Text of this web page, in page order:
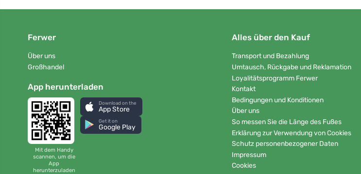
Ferwer
Über uns
Großhandel
App herunterladen
Mit dem Handy
scannen, um die
App
herunterzuladen
Download on the
App Store
Get it on
Google Play
Alles über den Kauf
Transport und Bezahlung
Umtausch, Rückgabe und Reklamation
Loyalitätsprogramm Ferwer
Kontakt
Bedingungen und Konditionen
Über uns
So messen Sie die Länge des Fußes
Erklärung zur Verwendung von Cookies
Schutz personenbezogener Daten
Impressum
Cookies